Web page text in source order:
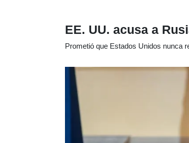
EE. UU. acusa a
Prometió que Estados Unidos nunca